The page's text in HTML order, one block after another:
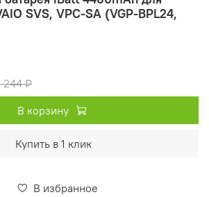
SVS, VPC-SA (VGP-BPL24,
В избранное
244 ₽
В корзину
Купить в 1 клик